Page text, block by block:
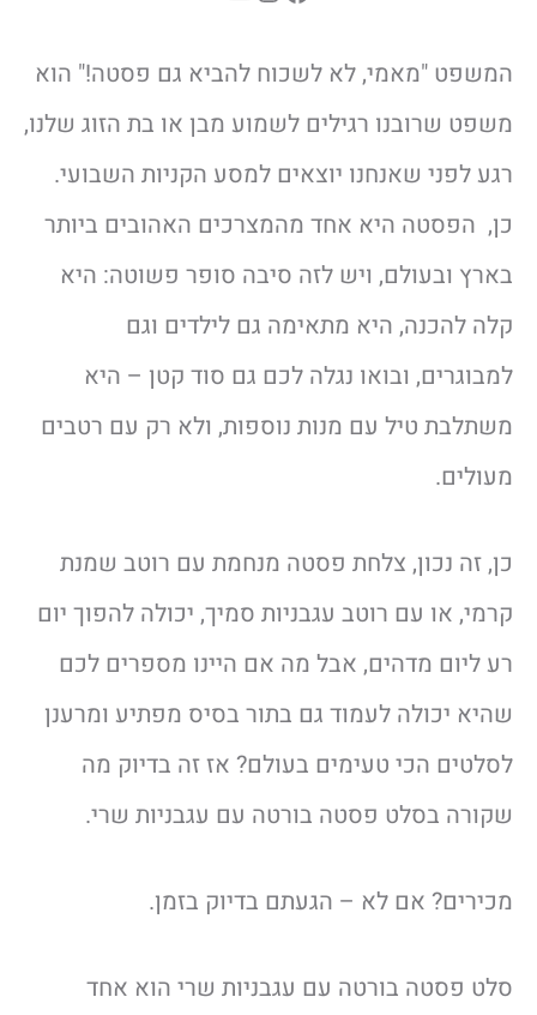
המשפט "מאמי, לא לשכוח להביא גם פסטה!" הוא
משפט שרובנו רגילים לשמוע מבן או בת הזוג שלנו,
רגע לפני שאנחנו יוצאים למסע הקניות השבועי.
כן, הפסטה היא אחד מהמצרכים האהובים ביותר
בארץ ובעולם, ויש לזה סיבה סופר פשוטה: היא
קלה להכנה, היא מתאימה גם לילדים וגם
למבוגרים, ובואו נגלה לכם גם סוד קטן – היא
משתלבת טיל עם מנות נוספות, ולא רק עם רטבים
מעולים.
כן, זה נכון, צלחת פסטה מנחמת עם רוטב שמנת
קרמי, או עם רוטב עגבניות סמיך, יכולה להפוך יום
רע ליום מדהים, אבל מה אם היינו מספרים לכם
שהיא יכולה לעמוד גם בתור בסיס מפתיע ומרענן
לסלטים הכי טעימים בעולם? אז זה בדיוק מה
שקורה בסלט פסטה בורטה עם עגבניות שרי.
מכירים? אם לא – הגעתם בדיוק בזמן.
סלט פסטה בורטה עם עגבניות שרי הוא אחד